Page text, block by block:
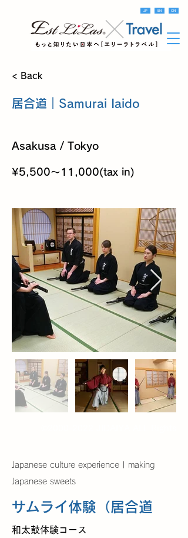
JP EN CN
< Back
居合道｜Samurai Iaido
Asakusa / Tokyo
¥5,500〜11,000(tax in)
Japanese culture experience | making
Japanese sweets
サムライ体験（居合道
和太鼓体験コース